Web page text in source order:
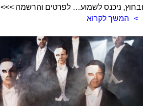
ובחוץ, ניכנס לשמוע… לפרטים והרשמה >>>
המשך לקרוא